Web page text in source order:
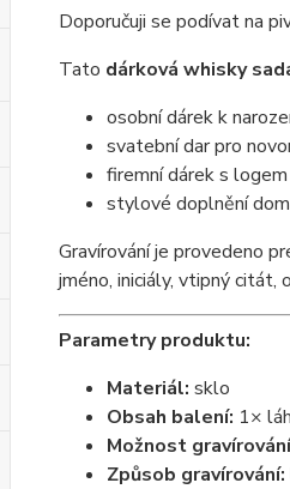
Doporučuji se podívat na
Tato dárková whisky
osobní dárek k
svatební dar pro
firemní dárek s
stylové doplnění
Gravírování je provedeno
jméno, iniciály, vtipný
Parametry produktu:
Materiál: sklo
Obsah balení: 1×
Možnost
Způsob gravírování: